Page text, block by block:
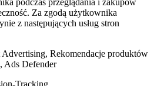
Za zgodą użytkownika
z następujących usług stron
Rekomendacje produktów
Ads Defender
Tracking